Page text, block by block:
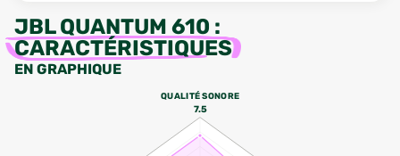
JBL QUANTUM 610 :
CARACTÉRISTIQUES
EN GRAPHIQUE
QUALITÉ SONORE
7.5